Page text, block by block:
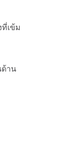
เข้ม
ด้าน